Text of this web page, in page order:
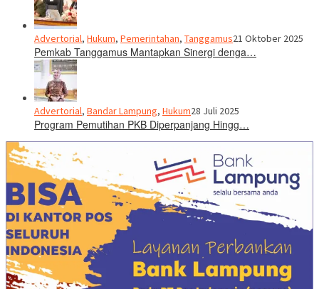
Advertorial, Hukum, Pemerintahan, Tanggamus21 Oktober 2025
Pemkab Tanggamus Mantapkan Sinergi denga…
Advertorial, Bandar Lampung, Hukum28 Juli 2025
Program Pemutihan PKB Diperpanjang Hingg…